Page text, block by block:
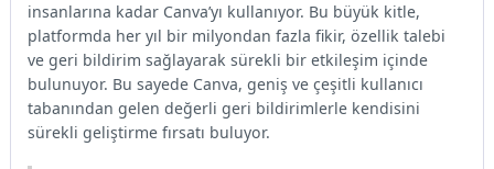
insanlarına kadar Canva’yı kullanıyor. Bu büyük kitle,
platformda her yıl bir milyondan fazla fikir, özellik talebi
ve geri bildirim sağlayarak sürekli bir etkileşim içinde
bulunuyor. Bu sayede Canva, geniş ve çeşitli kullanıcı
tabanından gelen değerli geri bildirimlerle kendisini
sürekli geliştirme fırsatı buluyor.